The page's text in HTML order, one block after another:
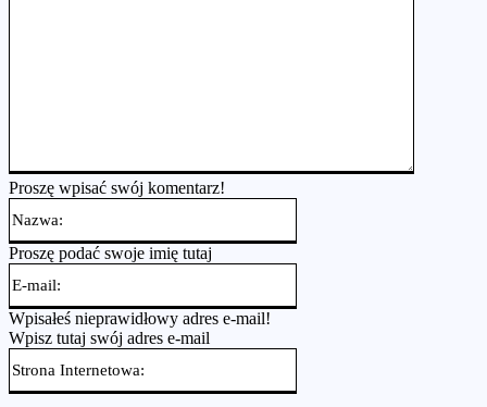
Proszę wpisać swój komentarz!
Proszę podać swoje imię tutaj
Wpisałeś nieprawidłowy adres e-mail!
Wpisz tutaj swój adres e-mail